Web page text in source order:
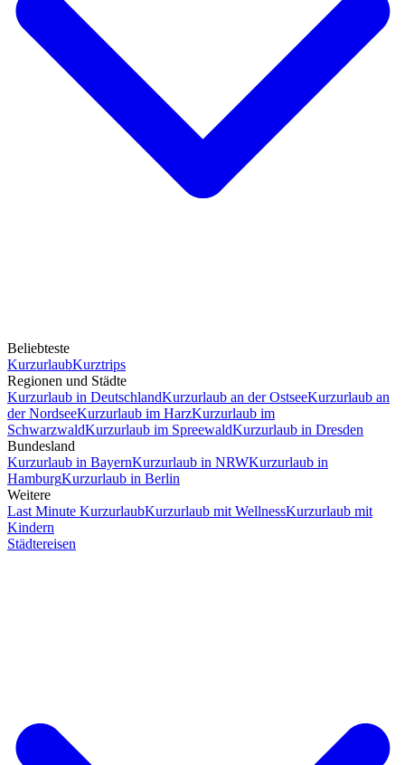
Beliebteste
KurzurlaubKurztrips
Regionen und Städte
Kurzurlaub in DeutschlandKurzurlaub an der OstseeKurzurlaub an
der NordseeKurzurlaub im HarzKurzurlaub im
SchwarzwaldKurzurlaub im SpreewaldKurzurlaub in Dresden
Bundesland
Kurzurlaub in BayernKurzurlaub in NRWKurzurlaub in
HamburgKurzurlaub in Berlin
Weitere
Last Minute KurzurlaubKurzurlaub mit WellnessKurzurlaub mit
Kindern
Städtereisen